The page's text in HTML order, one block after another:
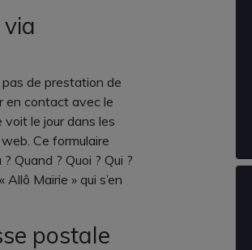
de prestation de
en contact avec le
le jour dans les
Ce formulaire
Quand ? Quoi ? Qui ?
Mairie » qui s’en
postale